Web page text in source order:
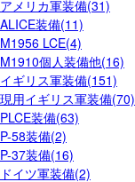
アメリカ軍装備(31)
ALICE装備(11)
M1956 LCE(4)
M1910個人装備他(16)
イギリス軍装備(151)
現用イギリス軍装備(70)
PLCE装備(63)
P-58装備(2)
P-37装備(16)
ドイツ軍装備(2)